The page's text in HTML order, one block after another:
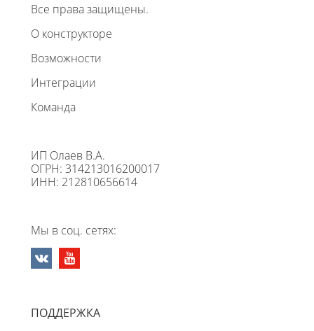
Все права защищены.
О конструкторе
Возможности
Интеграции
Команда
ИП Олаев В.А.
ОГРН: 314213016200017
ИНН: 212810656614
Мы в соц. сетях:
ПОДДЕРЖКА